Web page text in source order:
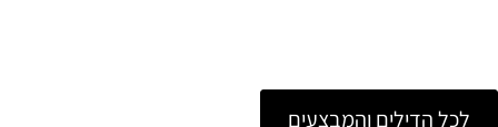
לכל הדילים והמבצעים